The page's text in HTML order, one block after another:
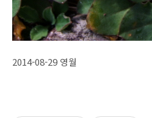
2014-08-29 영월